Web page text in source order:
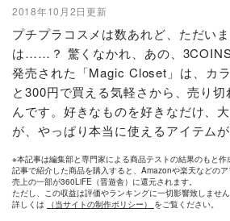
2018年10月2日更新
プチプラコスメは数あれど、ただい
は……？ 驚くなかれ、あの、
発売された「Magic Closet」は、カ
と300円で買える気軽さから、売り
んです。好きなものを好きなだけ、
が、やっぱり本当に使えるアイテム
※本記事は編集部と専門家による商品テストの結果のもと作
記事で紹介した商品を購入すると、Amazonや楽天などの
売上の一部が360LiFE（晋遊舎）に還元されます。
ただし、この収益は評価やランキングに一切影響致しません
詳しくは
（当サイトの制作ポリシー） をご覧ください。